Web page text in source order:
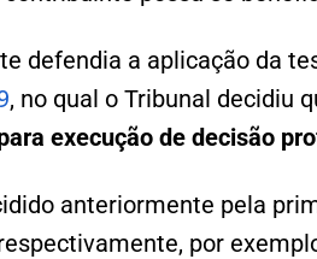
defendia a aplicação da
, no qual o Tribunal decidiu
execução de decisão
anteriormente pela
por